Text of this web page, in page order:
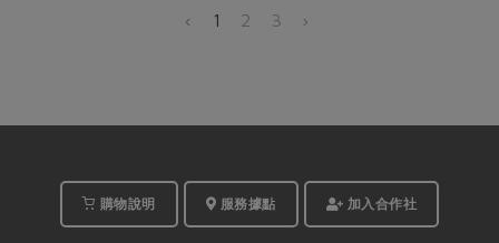
‹ 1 2 3 ›
購物說明 服務據點 加入合作社